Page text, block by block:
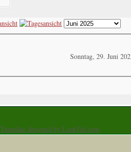
Sonntag, 29. Juni
Template designed by LernVid.com